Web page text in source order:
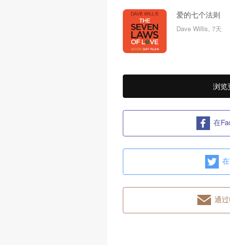
爱的七个法则
Dave Willis, 7天
浏览
在
通